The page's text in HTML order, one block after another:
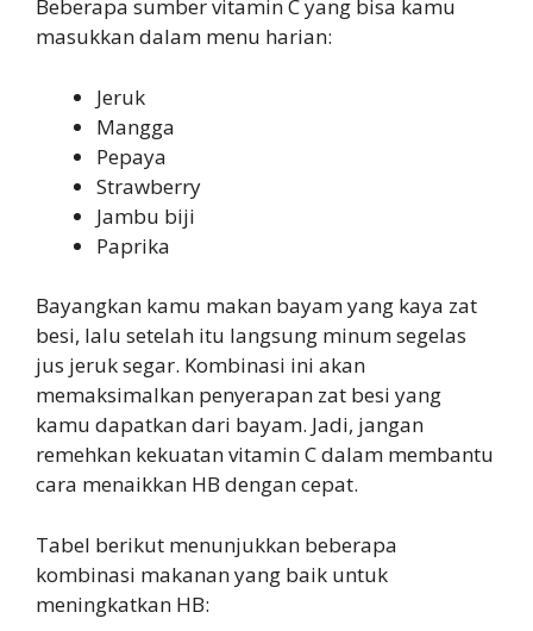
Beberapa sumber vitamin C yang bisa kamu
masukkan dalam menu harian:
Jeruk
Mangga
Pepaya
Strawberry
Jambu biji
Paprika
Bayangkan kamu makan bayam yang kaya zat
besi, lalu setelah itu langsung minum segelas
jus jeruk segar. Kombinasi ini akan
memaksimalkan penyerapan zat besi yang
kamu dapatkan dari bayam. Jadi, jangan
remehkan kekuatan vitamin C dalam membantu
cara menaikkan HB dengan cepat.
Tabel berikut menunjukkan beberapa
kombinasi makanan yang baik untuk
meningkatkan HB: